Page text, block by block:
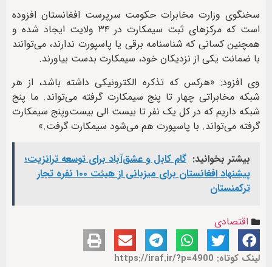
سخنگوی وزارت مخابرات حکومت سرپرست افغانستان افزوده
است که مرکزهای ثبت سیمکارت در ۳۴ ولایت ایجاد شده و
همچنین کسانی که شناسنامه برقی یا پاسپورت ندارند، می‌توانند
با ضمانت یکی از نزدیکان خود، سیمکارت بدست بیاورند.
وی افزود: «هرکس که تذکره الکترونیکی داشته باشد، از هر
شبکه مخابراتی چهار تا پنج سیمکارت گرفته می‌تواند. ما پنج
شبکه داریم که در کل یک نفر تا بیست الی بیست‌وپنج سیمکارت
گرفته می‌تواند. با پاسپورت هم می‌شود سیمکارت گرفت.»
بیشتر بخوانید: گام کابل و عشق‌آباد برای توسعه ترانزیت؛
پیشنهاد افغانستان برای میزبانی از هیئت ۱۰۰ نفره تجار
ترکمنستان
اقتصادی
لینک کوتاه: https://iraf.ir/?p=4900